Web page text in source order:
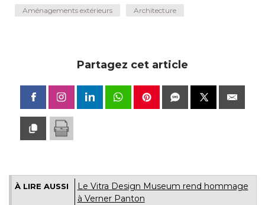
Aménagements extérieurs Architecture
Partagez cet article
À LIRE AUSSI
Le Vitra Design Museum rend hommage
à Verner Panton